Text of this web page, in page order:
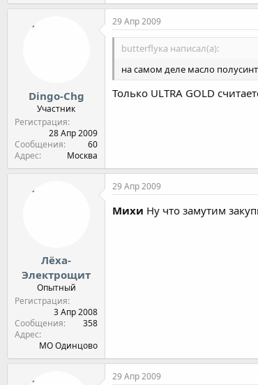
Dingo-Chg
Участник
Регистрация
28 Апр 2009
Сообщения
60
Адрес
Москва
29 Апр 2009
butterflyка написал(а):
на самом деле масло
Только ULTRA GOLD
Лёха-
Электрощит
Опытный
Регистрация
3 Апр 2008
Сообщения
358
Адрес
МО Одинцово
29 Апр 2009
Михи Ну что замутим
29 Апр 2009